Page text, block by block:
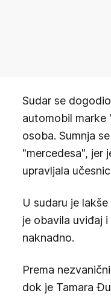
Sudar se
automobil marke
osoba. Sumnja
"mercedesa", jer
upravljala
U sudaru je
je obavila uviđaj
naknadno.
Prema
dok je Tamara